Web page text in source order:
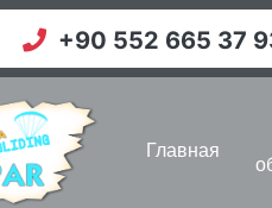
+90 552 665 37
Главная